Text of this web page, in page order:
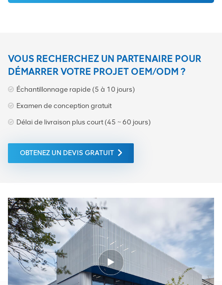
portefeuille comprend des
Lucent, etc. Nous avons
beaucoup d'inventaire,
merci beaucoup de le
partager avec les clients.
VOUS RECHERCHEZ UN PARTENAIRE POUR
DÉMARRER VOTRE PROJET OEM/ODM ?
Échantillonnage rapide (5 à 10 jours)
Examen de conception gratuit
Délai de livraison plus court (45 ~ 60 jours)
OBTENEZ UN DEVIS GRATUIT